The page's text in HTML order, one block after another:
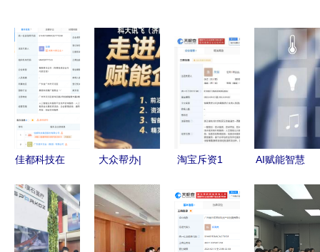
佳都科技在
工智能公共
服务平台技
术咨询服务
大众帮办|
转型路径
全省中小企
业AI赋能专
淘宝斥资1
AI技术咨询
服务平台，
赋能中小企
AI赋能智慧
市场浪潮下
的公共服务
智能化升级